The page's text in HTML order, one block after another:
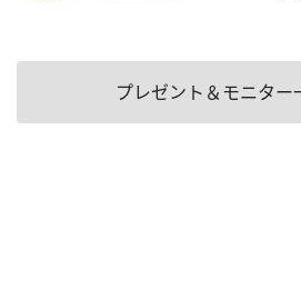
プレゼント＆モニター